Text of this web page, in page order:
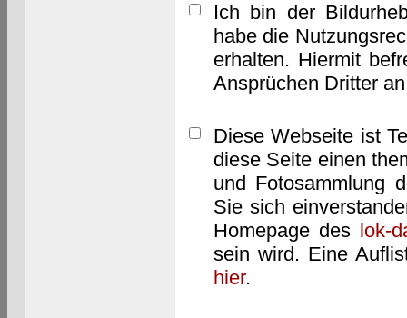
Ich bin der
habe die
erhalten. Hiermit
Ansprüchen Dritter
Diese Webseite ist
diese Seite einen
und Fotosammlung
Sie sich
Homepage des lok-
sein wird. Eine
hier.